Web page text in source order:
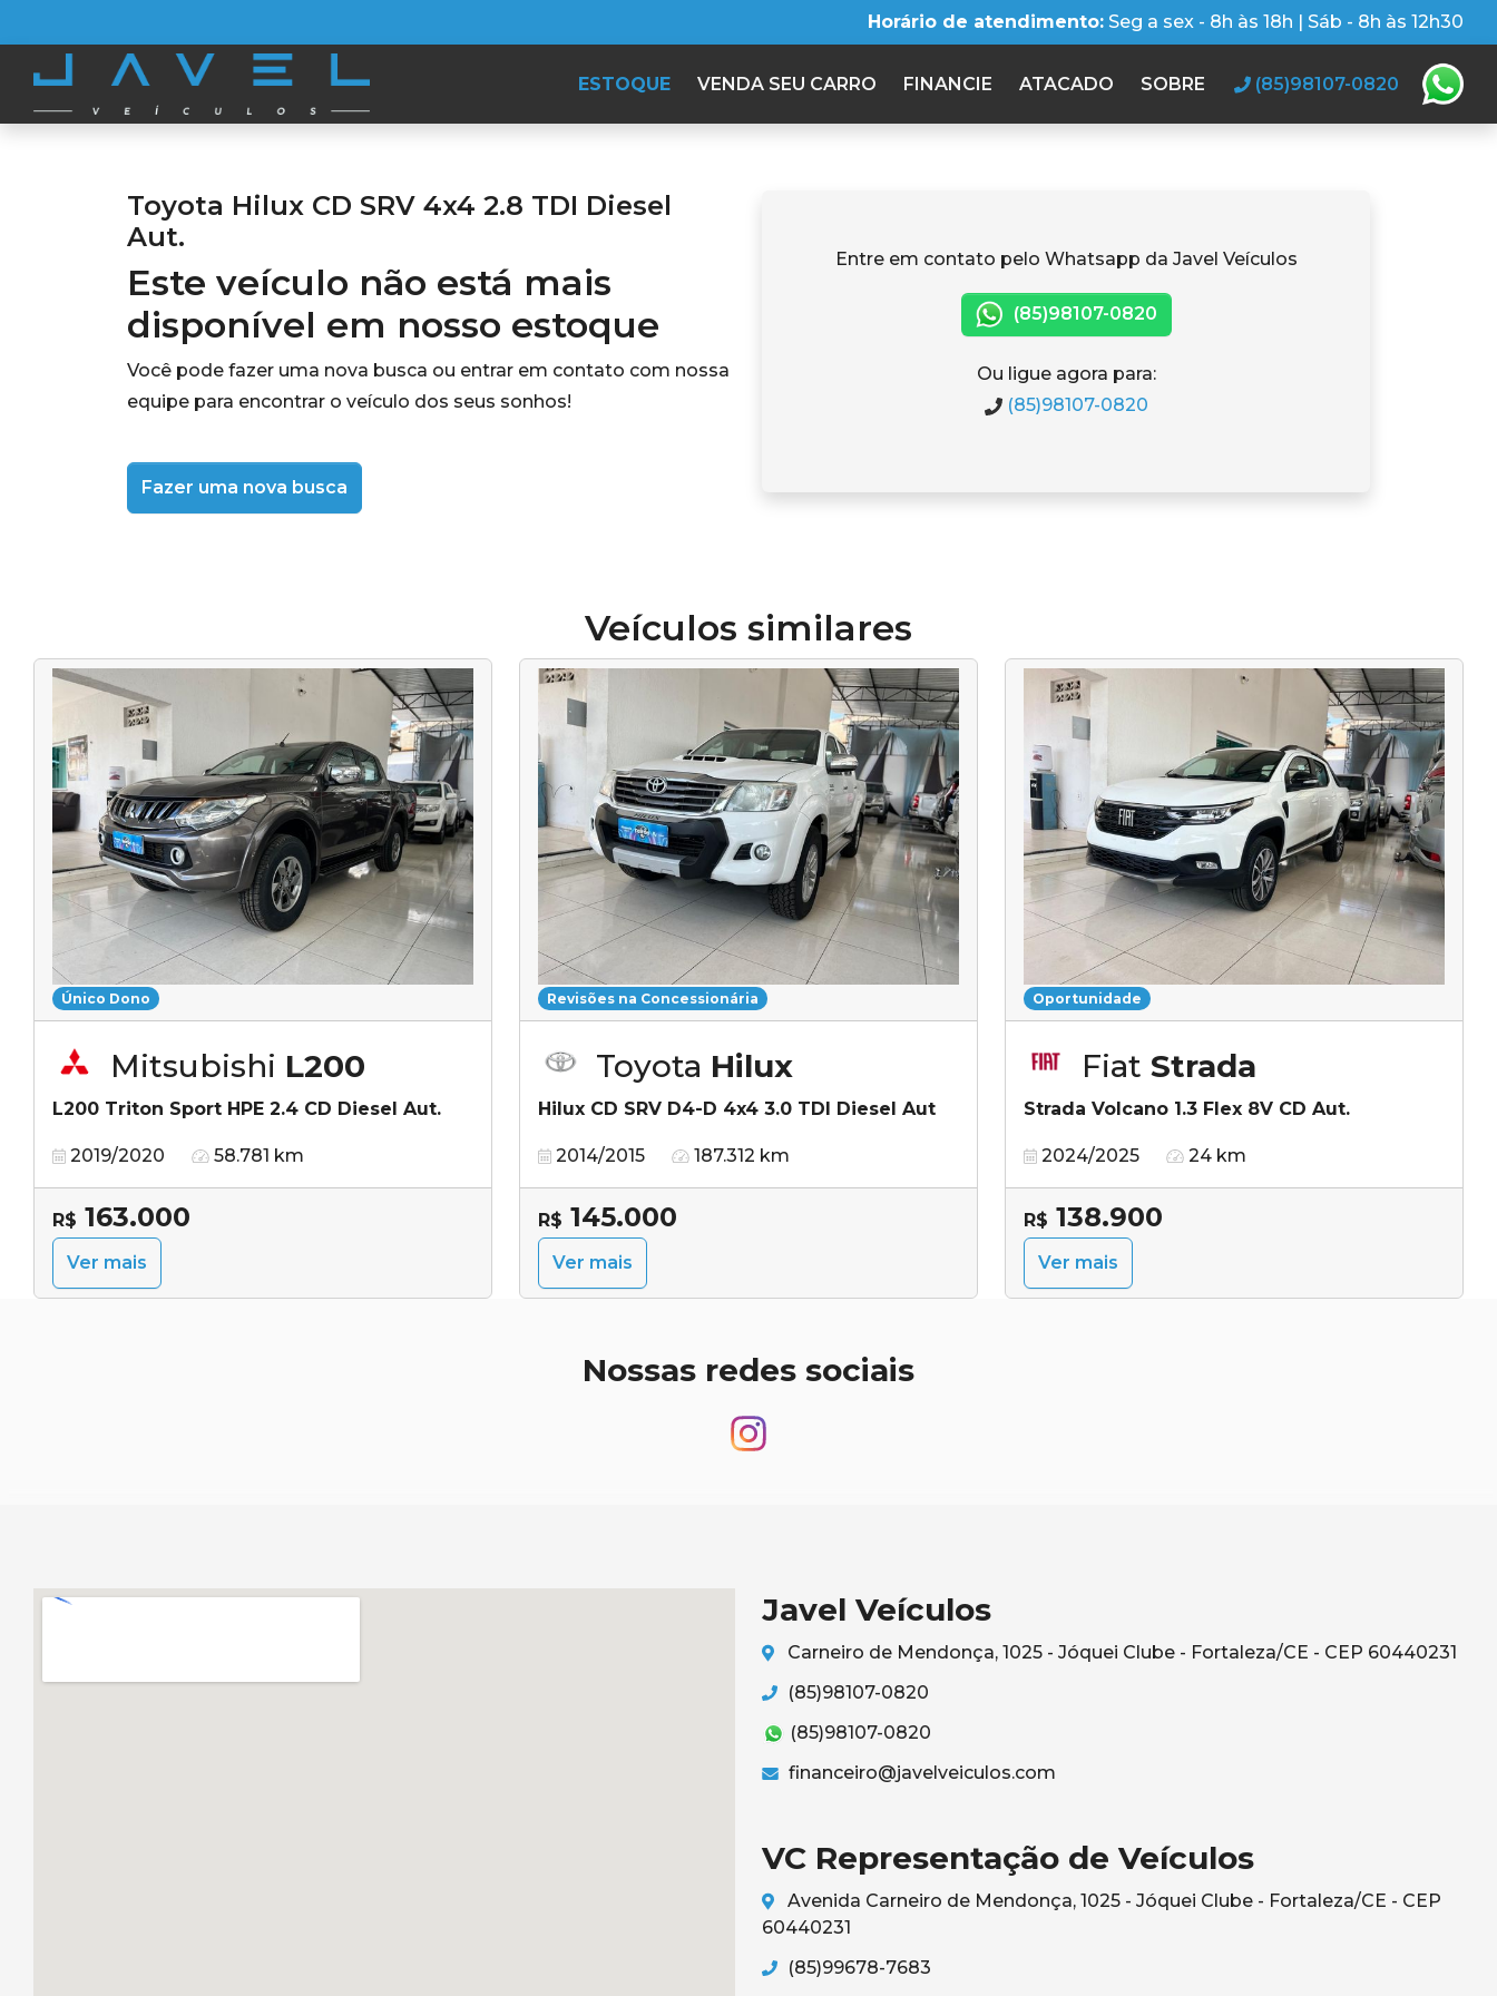
Horário de atendimento: Seg a sex - 8h às 18h | Sáb - 8h às 12h30
ESTOQUE VENDA SEU CARRO FINANCIE ATACADO SOBRE (85)98107-0820
Toyota Hilux CD SRV 4x4 2.8 TDI Diesel
Aut.
Este veículo não está mais
disponível em nosso estoque
Você pode fazer uma nova busca ou entrar em contato com nossa
equipe para encontrar o veículo dos seus sonhos!
Fazer uma nova busca
Entre em contato pelo Whatsapp da Javel Veículos
(85)98107-0820
Ou ligue agora para:
(85)98107-0820
Veículos similares
Único Dono
Mitsubishi L200
L200 Triton Sport HPE 2.4 CD Diesel Aut.
2019/2020 58.781 km
R$ 163.000
Ver mais
Revisões na Concessionária
Toyota Hilux
Hilux CD SRV D4-D 4x4 3.0 TDI Diesel Aut
2014/2015 187.312 km
R$ 145.000
Ver mais
Oportunidade
Fiat Strada
Strada Volcano 1.3 Flex 8V CD Aut.
2024/2025 24 km
R$ 138.900
Ver mais
Nossas redes sociais
Javel Veículos
Carneiro de Mendonça, 1025 - Jóquei Clube - Fortaleza/CE - CEP 60440231
(85)98107-0820
(85)98107-0820
financeiro@javelveiculos.com
VC Representação de Veículos
Avenida Carneiro de Mendonça, 1025 - Jóquei Clube - Fortaleza/CE - CEP
60440231
(85)99678-7683